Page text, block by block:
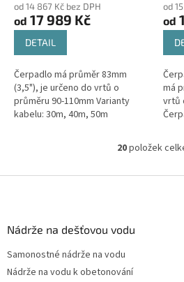
od 14 867 Kč bez DPH
od 17 989 Kč
DETAIL
Čerpadlo má průměr 83mm
(3,5"), je určeno do vrtů o
průměru 90-110mm Varianty
kabelu: 30m, 40m, 50m
dle délky kabeluMaximální
od
od
má
vrtů
O
l
20položek
Nádrže na dešťovou vodu
Samonostné nádrže na vodu
Nádrže na vodu k obetonování